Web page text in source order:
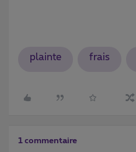
plainte frais
1 commentaire